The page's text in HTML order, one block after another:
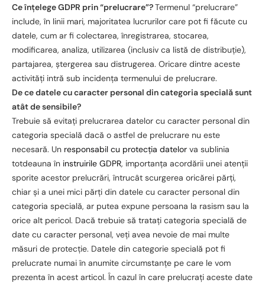
Ce înțelege GDPR prin “prelucrare”?Termenul “prelucrare”
include, în linii mari, majoritatea lucrurilor care pot fi făcute cu
datele, cum ar fi colectarea, înregistrarea, stocarea,
modificarea, analiza, utilizarea (inclusiv ca listă de distribuție),
partajarea, ștergerea sau distrugerea. Oricare dintre aceste
activități intră sub incidența termenului de prelucrare.
De ce datele cu caracter personal din categoria specială sunt
atât de sensibile?
Trebuie să evitați prelucrarea datelor cu caracter personal din
categoria specială dacă o astfel de prelucrare nu este
necesară. Un responsabil cu protecția datelor va sublinia
totdeauna în instruirile GDPR, importanța acordării unei atenții
sporite acestor prelucrări, întrucât scurgerea oricărei părți,
chiar și a unei mici părți din datele cu caracter personal din
categoria specială, ar putea expune persoana la rasism sau la
orice alt pericol. Dacă trebuie să tratați categoria specială de
date cu caracter personal, veți avea nevoie de mai multe
măsuri de protecție. Datele din categorie specială pot fi
prelucrate numai în anumite circumstanțe pe care le vom
prezenta în acest articol. În cazul în care prelucrați aceste date